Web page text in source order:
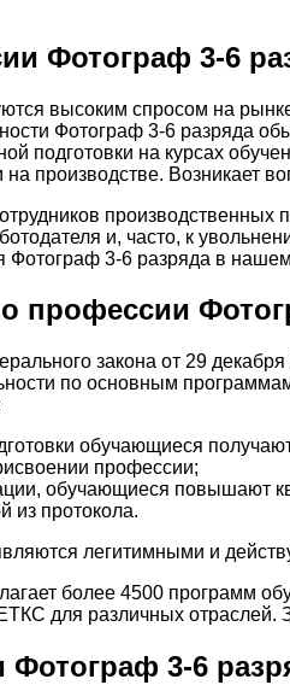
Фотограф 3-6
высоким спросом на
Фотограф 3-6 разряда
подготовки на курсах
производстве. Возникает
производственных
и, часто, к
Фотограф 3-6 разряда в
профессии
закона от 29
по основным
обучающиеся
профессии;
обучающиеся повышают
из протокола.
легитимными и
более 4500 программ
для различных отраслей.
Фотограф 3-6